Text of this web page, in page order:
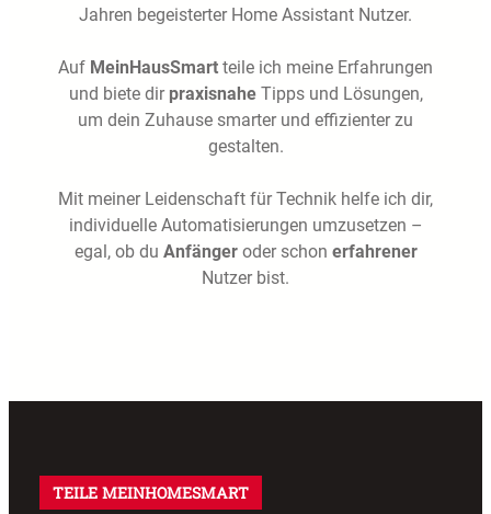
Jahren begeisterter Home Assistant Nutzer.
Auf MeinHausSmart teile ich meine Erfahrungen
und biete dir praxisnaheTipps und Lösungen,
um dein Zuhause smarter und effizienter zu
gestalten.
Mit meiner Leidenschaft für Technik helfe ich dir,
individuelle Automatisierungen umzusetzen –
egal, ob du Anfängeroder schon erfahrener
Nutzer bist.
TEILE MEINHOMESMART